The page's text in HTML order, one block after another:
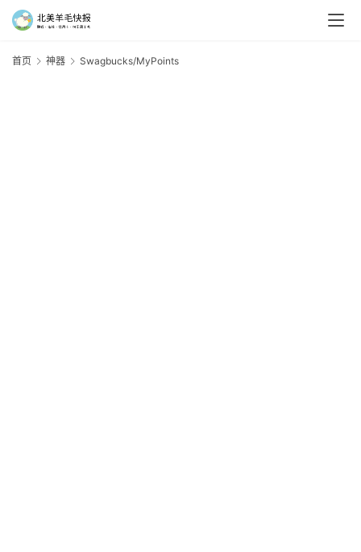
首页 神器 Swagbucks/MyPoints